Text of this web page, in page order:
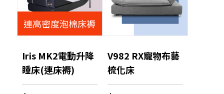
連高密度泡棉床褥
Iris MK2電動升降
睡床(連床褥)
V982 RX寵物布藝
梳化床